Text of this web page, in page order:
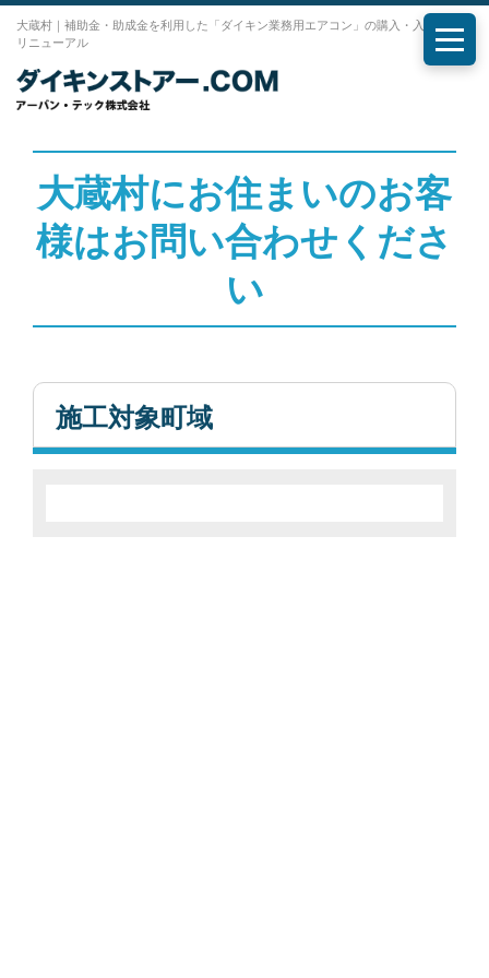
大蔵村｜補助金・助成金を利用した「ダイキン業務用エアコン」の購入・入れ替え・
リニューアル
メニ
大蔵村にお住まいのお客
様はお問い合わせくださ
い
施工対象町域